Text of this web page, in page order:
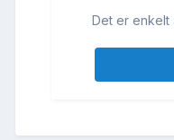
Det er enkelt